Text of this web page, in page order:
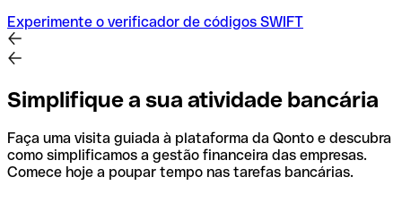
Experimente o verificador de códigos SWIFT
Simplifique a sua atividade bancária
Faça uma visita guiada à plataforma da Qonto e descubra
como simplificamos a gestão financeira das empresas.
Comece hoje a poupar tempo nas tarefas bancárias.